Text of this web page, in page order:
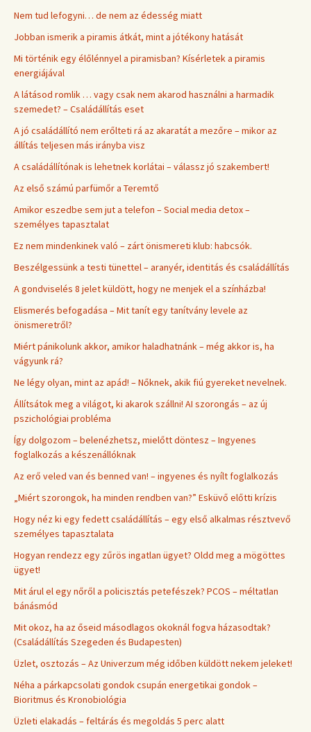
Nem tud lefogyni… de nem az édesség miatt
Jobban ismerik a piramis átkát, mint a jótékony hatását
Mi történik egy élőlénnyel a piramisban? Kísérletek a piramis
energiájával
A látásod romlik … vagy csak nem akarod használni a harmadik
szemedet? – Családállítás eset
A jó családállító nem erőlteti rá az akaratát a mezőre – mikor az
állítás teljesen más irányba visz
A családállítónak is lehetnek korlátai – válassz jó szakembert!
Az első számú parfümőr a Teremtő
Amikor eszedbe sem jut a telefon – Social media detox –
személyes tapasztalat
Ez nem mindenkinek való – zárt önismereti klub: habcsók.
Beszélgessünk a testi tünettel – aranyér, identitás és családállítás
A gondviselés 8 jelet küldött, hogy ne menjek el a színházba!
Elismerés befogadása – Mit tanít egy tanítvány levele az
önismeretről?
Miért pánikolunk akkor, amikor haladhatnánk – még akkor is, ha
vágyunk rá?
Ne légy olyan, mint az apád! – Nőknek, akik fiú gyereket nevelnek.
Állítsátok meg a világot, ki akarok szállni! AI szorongás – az új
pszichológiai probléma
Így dolgozom – belenézhetsz, mielőtt döntesz – Ingyenes
foglalkozás a készenállóknak
Az erő veled van és benned van! – ingyenes és nyílt foglalkozás
„Miért szorongok, ha minden rendben van?” Esküvő előtti krízis
Hogy néz ki egy fedett családállítás – egy első alkalmas résztvevő
személyes tapasztalata
Hogyan rendezz egy zűrös ingatlan ügyet? Oldd meg a mögöttes
ügyet!
Mit árul el egy nőről a policisztás petefészek? PCOS – méltatlan
bánásmód
Mit okoz, ha az őseid másodlagos okoknál fogva házasodtak?
(Családállítás Szegeden és Budapesten)
Üzlet, osztozás – Az Univerzum még időben küldött nekem jeleket!
Néha a párkapcsolati gondok csupán energetikai gondok –
Bioritmus és Kronobiológia
Üzleti elakadás – feltárás és megoldás 5 perc alatt